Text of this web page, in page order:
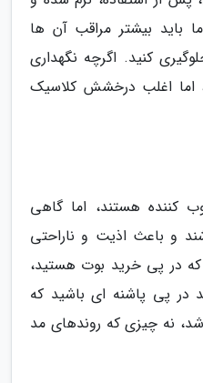
باید بیشتر مراقب آن ها
کنید. اگرچه نگهداری
اما اغلب درخشش کلاسیک
کننده هستند، اما گاهی
و باعث اذیت و ناراحتی
که در پی خرید بوت هستید،
در پی پاشنه ای باشید که
نه چیزی که روندهای مد